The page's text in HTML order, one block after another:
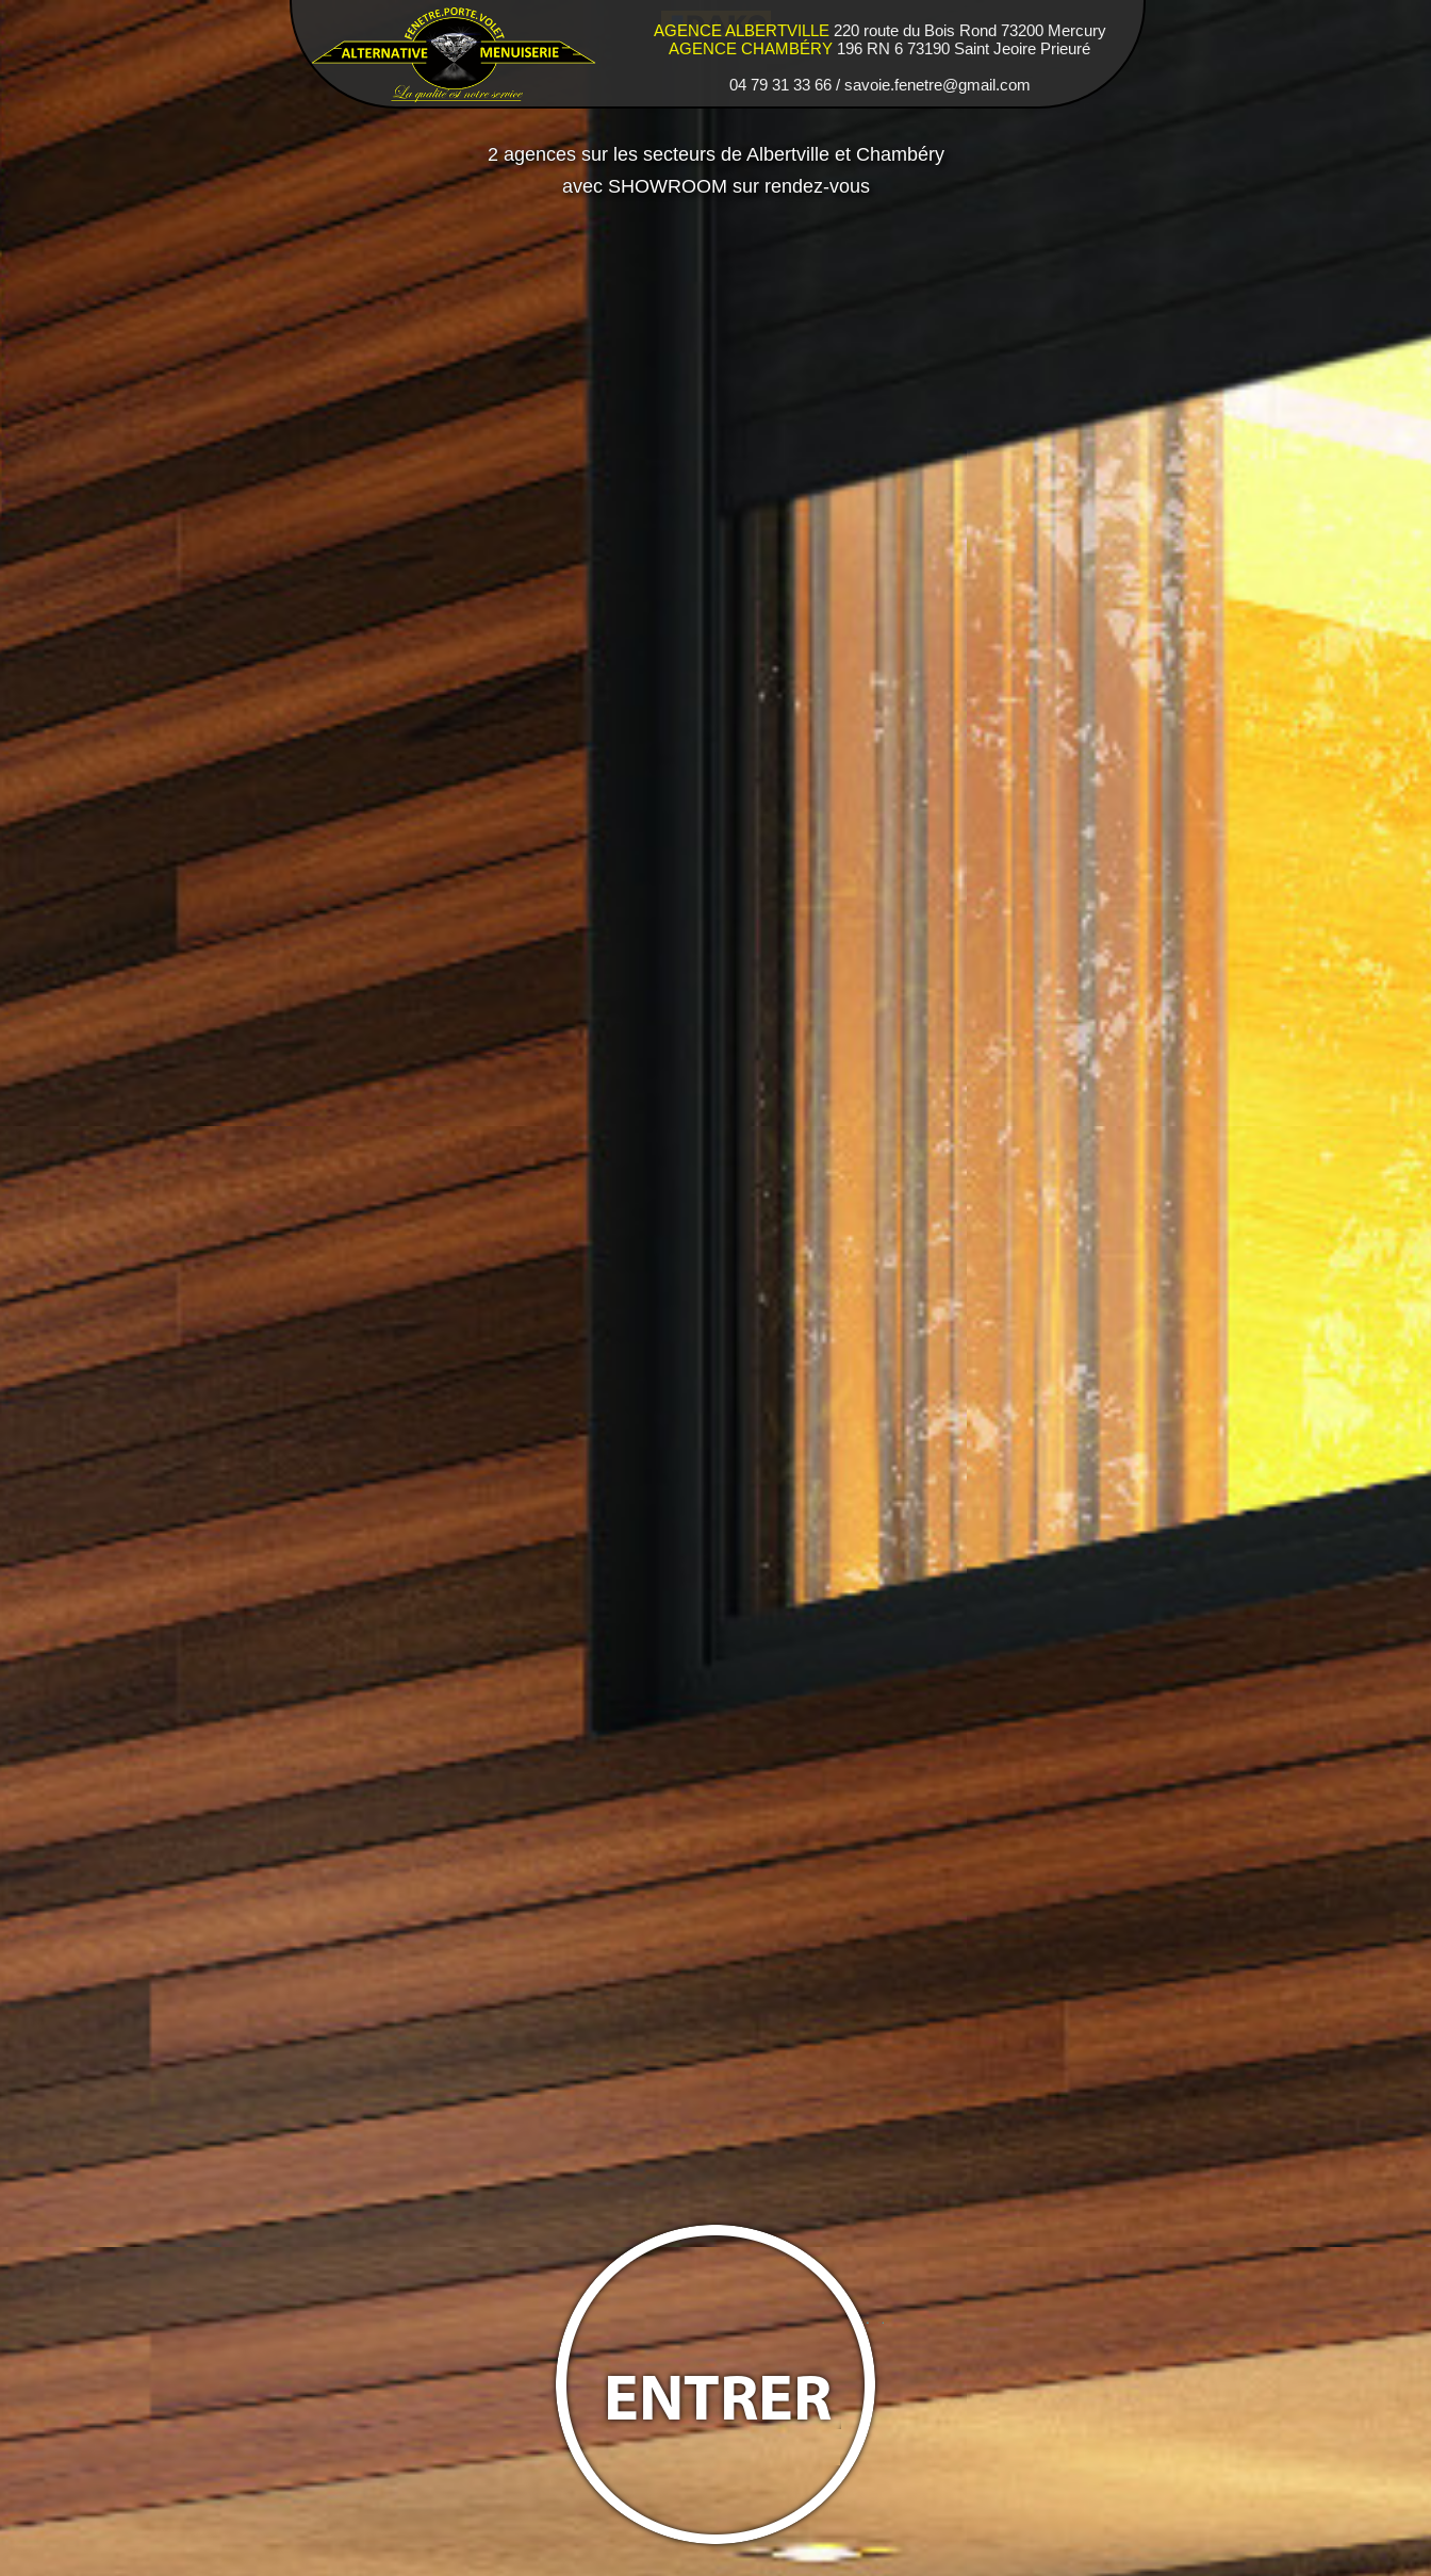
AGENCE ALBERTVILLE 220 route du Bois Rond 73200 Mercury
AGENCE CHAMBÉRY 196 RN 6 73190 Saint Jeoire Prieuré
04 79 31 33 66 / savoie.fenetre@gmail.com
2 agences sur les secteurs de Albertville et Chambéry
avec SHOWROOM sur rendez-vous